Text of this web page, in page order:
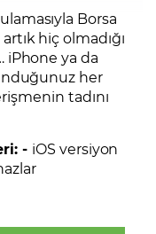
Borsa
hiç olmadığı
iPhone ya da
her
tadını
- iOS versiyon